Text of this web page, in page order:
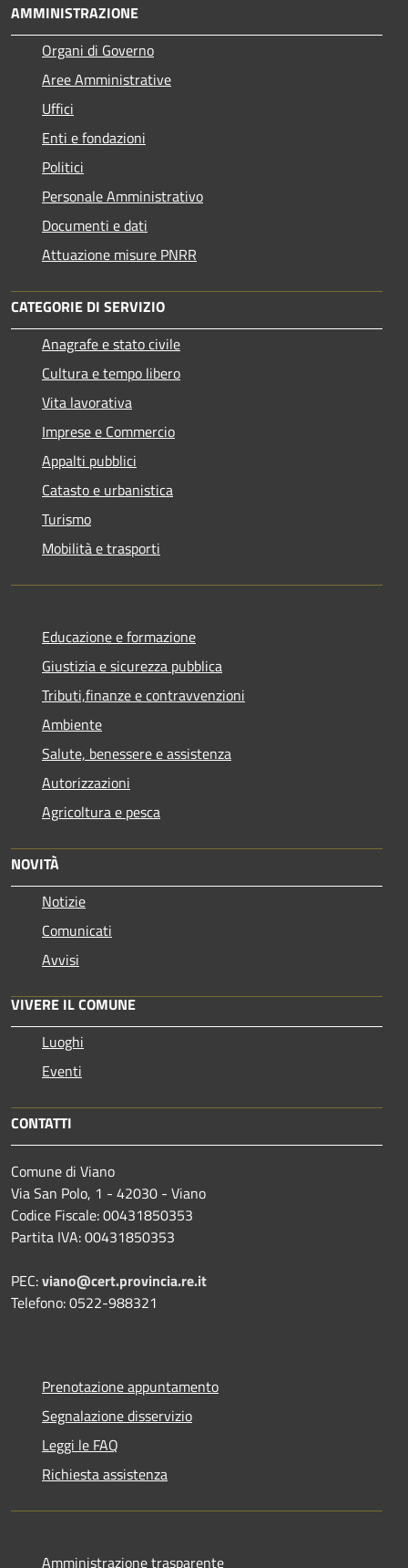
AMMINISTRAZIONE
Organi di Governo
Aree Amministrative
Uffici
Enti e fondazioni
Politici
Personale Amministrativo
Documenti e dati
Attuazione misure PNRR
CATEGORIE DI SERVIZIO
Anagrafe e stato civile
Cultura e tempo libero
Vita lavorativa
Imprese e Commercio
Appalti pubblici
Catasto e urbanistica
Turismo
Mobilità e trasporti
Educazione e formazione
Giustizia e sicurezza pubblica
Tributi,finanze e contravvenzioni
Ambiente
Salute, benessere e assistenza
Autorizzazioni
Agricoltura e pesca
NOVITÀ
Notizie
Comunicati
Avvisi
VIVERE IL COMUNE
Luoghi
Eventi
CONTATTI
Comune di Viano
Via San Polo, 1 - 42030 - Viano
Codice Fiscale: 00431850353
Partita IVA: 00431850353
PEC:viano@cert.provincia.re.it
Telefono: 0522-988321
Prenotazione appuntamento
Segnalazione disservizio
Leggi le FAQ
Richiesta assistenza
Amministrazione trasparente